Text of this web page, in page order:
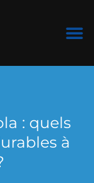
: quels
à